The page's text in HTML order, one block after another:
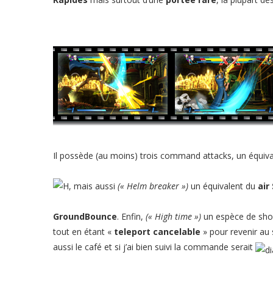
Il possède (au moins) trois command attacks, un
, mais aussi (« Helm breaker ») un équivalent du air
GroundBounce. Enfin, (« High time ») un espèce de
tout en étant « teleport cancelable » pour revenir
aussi le café et si j’ai bien suivi la commande serait